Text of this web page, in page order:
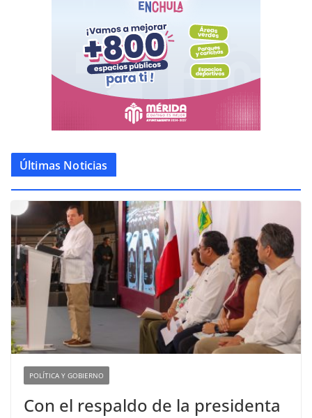
Últimas Noticias
POLÍTICA Y GOBIERNO
Con el respaldo de la presidenta